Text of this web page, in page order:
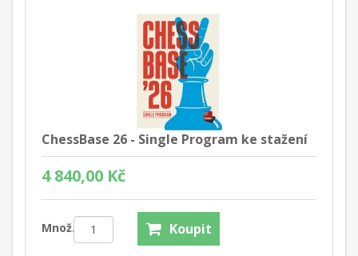
ChessBase 26 - Single Program ke stažení
4 840,00 Kč
Množ.: Koupit